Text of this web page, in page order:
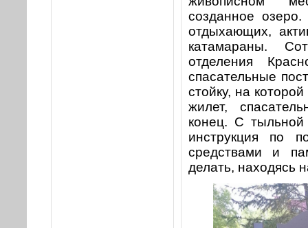
созданное
отдыхающих,
катамараны.
отделения
спасательные
стойку, на
жилет,
конец. С тыльной
инструкция по
средствами и
делать, находясь